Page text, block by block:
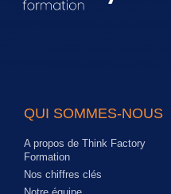
QUI SOMMES-NOUS
A propos de Think Factory
Formation
Nos chiffres clés